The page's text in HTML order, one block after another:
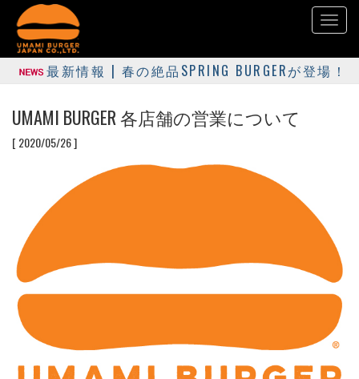
最新情報 | 春の絶品SPRING BURGERが登場！
UMAMI BURGER 各店舗の営業について
[ 2020/05/26 ]